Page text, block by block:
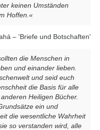
keinen Umständen
Hoffen.«
– 'Briefe und Botschaften'
die Menschen in
und einander lieben.
und seid euch
die Basis für alle
Heiligen Bücher.
ein und
die wesentliche Wahrheit
so verstanden wird, alle